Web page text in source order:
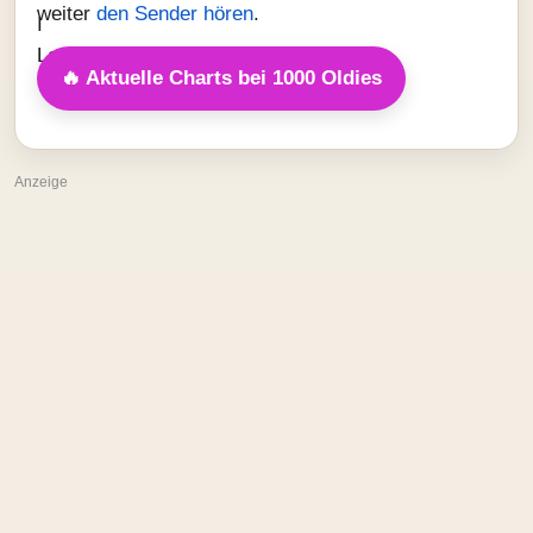
weiter den Sender hören.
🔥 Aktuelle Charts bei 1000 Oldies
Anzeige